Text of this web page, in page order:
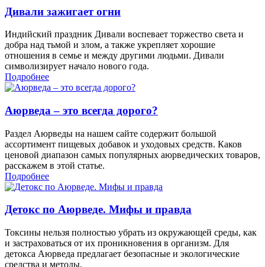
Дивали зажигает огни
Индийский праздник Дивали воспевает торжество света и
добра над тьмой и злом, а также укрепляет хорошие
отношения в семье и между другими людьми. Дивали
символизирует начало нового года.
Подробнее
Аюрведа – это всегда дорого?
Раздел Аюрведы на нашем сайте содержит большой
ассортимент пищевых добавок и уходовых средств. Каков
ценовой диапазон самых популярных аюрведических товаров,
расскажем в этой статье.
Подробнее
Детокс по Аюрведе. Мифы и правда
Токсины нельзя полностью убрать из окружающей среды, как
и застраховаться от их проникновения в организм. Для
детокса Аюрведа предлагает безопасные и экологические
средства и методы.